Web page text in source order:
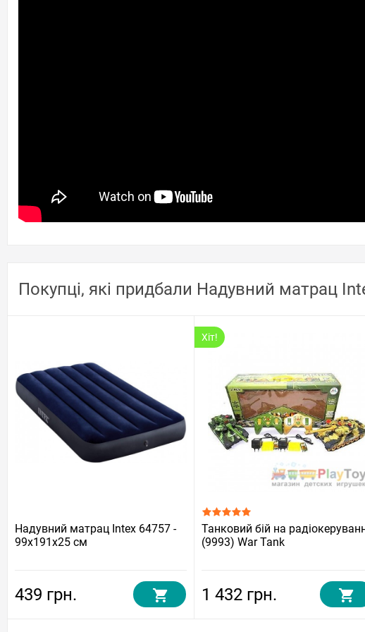
Покупці, які придбали Надувний матрац
Надувний матрац Intex 64757 -
99х191х25 см
439 грн.
Хіт!
Танковий бій на
(9993) War Tank
1 432 грн.